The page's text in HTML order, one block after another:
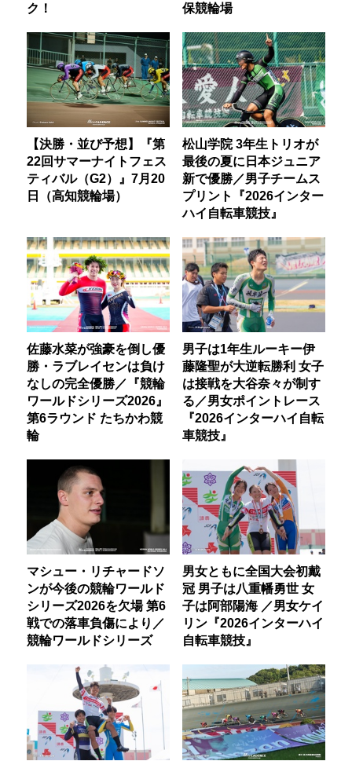
ク！
保競輪場
【決勝・並び予想】『第
22回サマーナイトフェス
ティバル（G2）』7月20
日（高知競輪場）
松山学院 3年生トリオが
最後の夏に日本ジュニア
新で優勝／男子チームス
プリント『2026インター
ハイ自転車競技』
佐藤水菜が強豪を倒し優
勝・ラブレイセンは負け
なしの完全優勝／『競輪
ワールドシリーズ2026』
第6ラウンド たちかわ競
輪
男子は1年生ルーキー伊
藤隆聖が大逆転勝利 女子
は接戦を大谷奈々が制す
る／男女ポイントレース
『2026インターハイ自転
車競技』
マシュー・リチャードソ
ンが今後の競輪ワールド
シリーズ2026を欠場 第6
戦での落車負傷により／
競輪ワールドシリーズ
男女ともに全国大会初戴
冠 男子は八重幡勇世 女
子は阿部陽海 ／男女ケイ
リン『2026インターハイ
自転車競技』